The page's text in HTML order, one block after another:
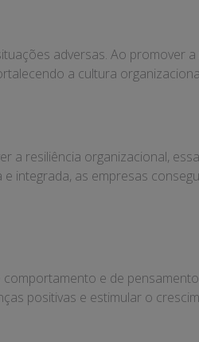
adversas. Ao promover
a cultura
a resiliência organizacional,
integrada, as empresas
e de
positivas e estimular o